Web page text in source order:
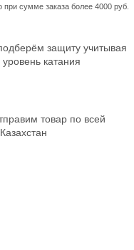
при сумме заказа более 4000 руб.
защиту учитывая
катания
товар по всей